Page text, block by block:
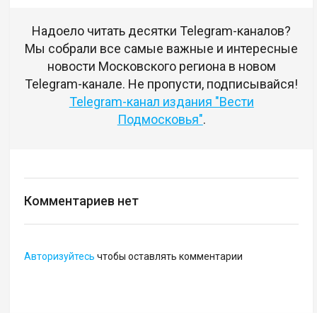
Надоело читать десятки Telegram-каналов?
Мы собрали все самые важные и интересные
новости Московского региона в новом
Telegram-канале. Не пропусти, подписывайся!
Telegram-канал издания "Вести
Подмосковья".
Комментариев нет
Авторизуйтесь чтобы оставлять комментарии